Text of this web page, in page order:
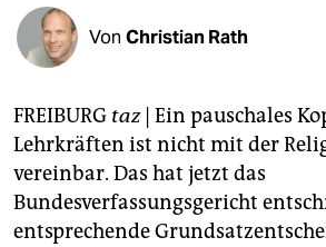
fragen & hilfe
unterstützen
abo
genossenschaft
epaper login
Von Christian Rath
FREIBURG taz Ein pauschales
Lehrkräften ist nicht mit der
vereinbar. Das hat jetzt das
Bundesverfassungsgericht
entsprechende